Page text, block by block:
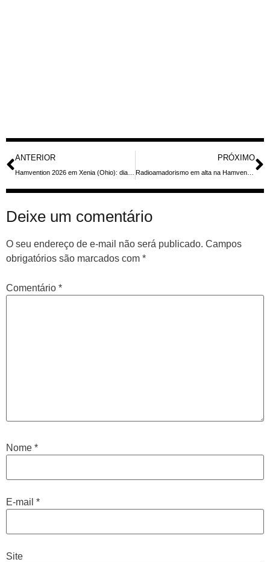
ANTERIOR PRÓXIMO
Radioamadorismo em alta na Hamvention 2026
Deixe um comentário
O seu endereço de e-mail não será publicado. Campos
obrigatórios são marcados com *
Comentário *
Nome *
E-mail *
Site